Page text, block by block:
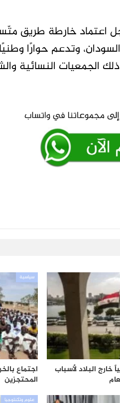
اعتماد خارطة طريق
وتدعم حوارًا
الجمعيات النسائية
خارج البلاد لأسباب
سياسية
اجتماع
المحتجزين
علوم وتكنلوجيا